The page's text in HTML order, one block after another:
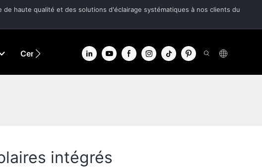
haute qualité et des solutions d'éclairage systématiques à nos clients du
Centre d'info Contacter
intégrés